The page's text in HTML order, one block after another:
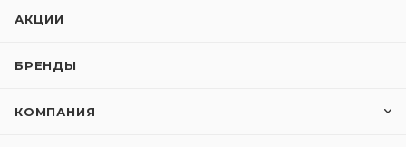
АКЦИИ
БРЕНДЫ
КОМПАНИЯ